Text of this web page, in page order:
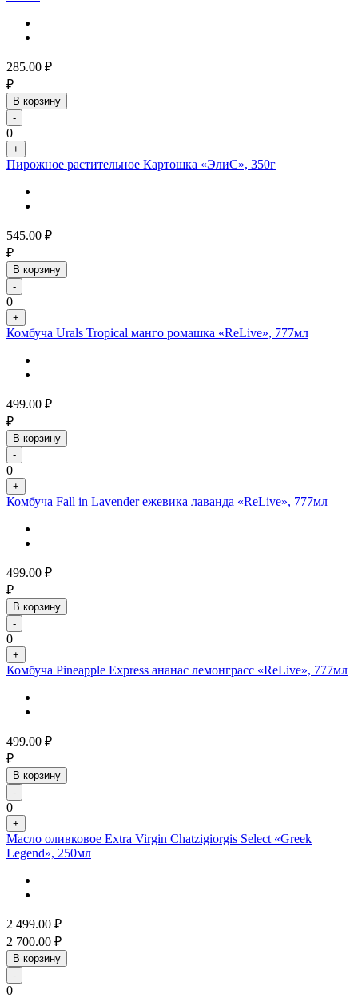
285.00 ₽
₽
В корзину
-
0
+
Пирожное растительное Картошка «ЭлиС», 350г
545.00 ₽
₽
В корзину
-
0
+
Комбуча Urals Tropical манго ромашка «ReLive», 777мл
499.00 ₽
₽
В корзину
-
0
+
Комбуча Fall in Lavender ежевика лаванда «ReLive», 777мл
499.00 ₽
₽
В корзину
-
0
+
Комбуча Pineapple Express ананас лемонграсс «ReLive», 777мл
499.00 ₽
₽
В корзину
-
0
+
Масло оливковое Extra Virgin Chatzigiorgis Select «Greek
Legend», 250мл
2 499.00 ₽
2 700.00 ₽
В корзину
-
0